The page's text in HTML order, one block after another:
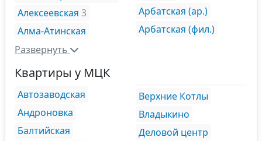
Алексеевская 3
Алма-Атинская
Арбатская (ар.)
Арбатская (фил.)
Развернуть
Квартиры у МЦК
Автозаводская
Андроновка
Балтийская
Верхние Котлы
Владыкино
Деловой центр